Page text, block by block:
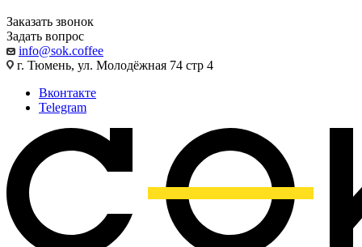
Заказать звонок
Задать вопрос
info@sok.coffee
г. Тюмень, ул. Молодёжная 74 стр 4
Вконтакте
Telegram